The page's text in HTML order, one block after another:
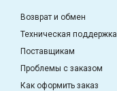
Возврат и обмен
Техническая поддержка
Поставщикам
Проблемы с заказом
Как оформить заказ